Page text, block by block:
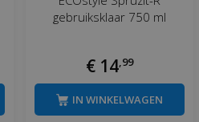
gebruiksklaar 750 ml
€ 14,99
IN WINKELWAGEN